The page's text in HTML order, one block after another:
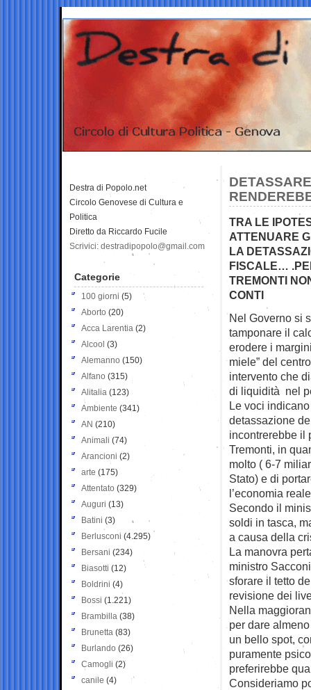
TRA LE
ATTENUARE
LA
FISCALE…
TREMONTI
CONTI
Nel Governo si
tamponare il
erodere i
miele” del
intervento che
di liquidità nel
Le voci
detassazione
incontrerebbe il
Tremonti, in
molto ( 6-7
Stato) e di
l’economia
Secondo il
soldi in tasca,
a causa della
La manovra
ministro
sforare il tetto
revisione dei
Nella
per dare
un bello spot,
puramente
preferirebbe
Consideriamo
Destra di Popolo.net
Circolo Genovese di Cultura e
Politica
Diretto da Riccardo Fucile
Scrivici: destradipopolo@gmail.com
Categorie
100 giorni (5)
Aborto (20)
Acca Larentia (2)
Alcool (3)
Alemanno (150)
Alfano (315)
Alitalia (123)
Ambiente (341)
AN (210)
Animali (74)
Arancioni (2)
arte (175)
Attentato (329)
Auguri (13)
Batini (3)
Berlusconi (4.295)
Bersani (234)
Biasotti (12)
Boldrini (4)
Bossi (1.221)
Brambilla (38)
Brunetta (83)
Burlando (26)
Camogli (2)
canile (4)